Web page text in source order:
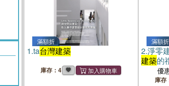
滿額折
1.ta台灣建築
庫存：4
滿額折
2.淨零
建築的
優
庫存